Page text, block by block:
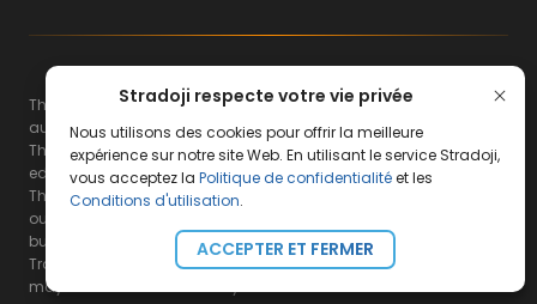
Stradoji respecte votre vie privée
Nous utilisons des cookies pour offrir la meilleure
expérience sur notre site Web. En utilisant le service Stradoji,
vous acceptez la Politique de confidentialitéet les
Conditions d'utilisation.
ACCEPTER ET FERMER
The website www.stradoji.com is intended for an international
audience.
The content, courses and services on the Stradoji site are for
educational and informative purposes only.
They do not in any way constitute recommendations for carrying
out transactions and cannot be considered as an incentive to
buy or sell financial instruments.
Trading financial instruments involves a high level of risk, and
may not be suitable for everyone.